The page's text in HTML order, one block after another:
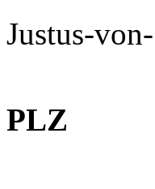
Justus-
PLZ